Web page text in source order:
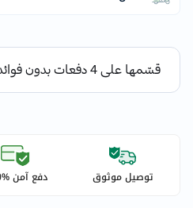
توصيل موثوق دفع آمن %100